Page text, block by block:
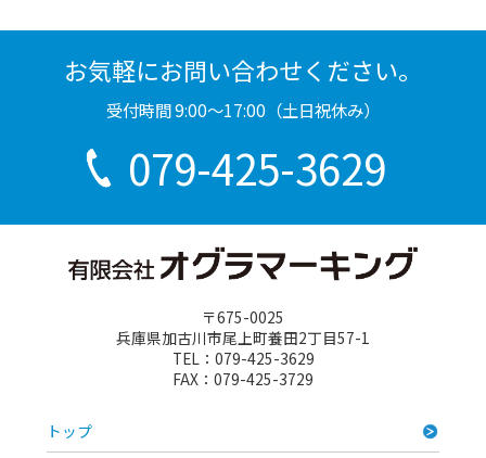
お気軽にお問い合わせください。
受付時間 9:00〜17:00（土日祝休み）
079-425-3629
〒675-0025
兵庫県加古川市尾上町養田2丁目57-1
TEL：079-425-3629
FAX：079-425-3729
トップ